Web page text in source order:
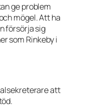
ge problem
mögel. Att ha
försörja sig
som Rinkeby i
att